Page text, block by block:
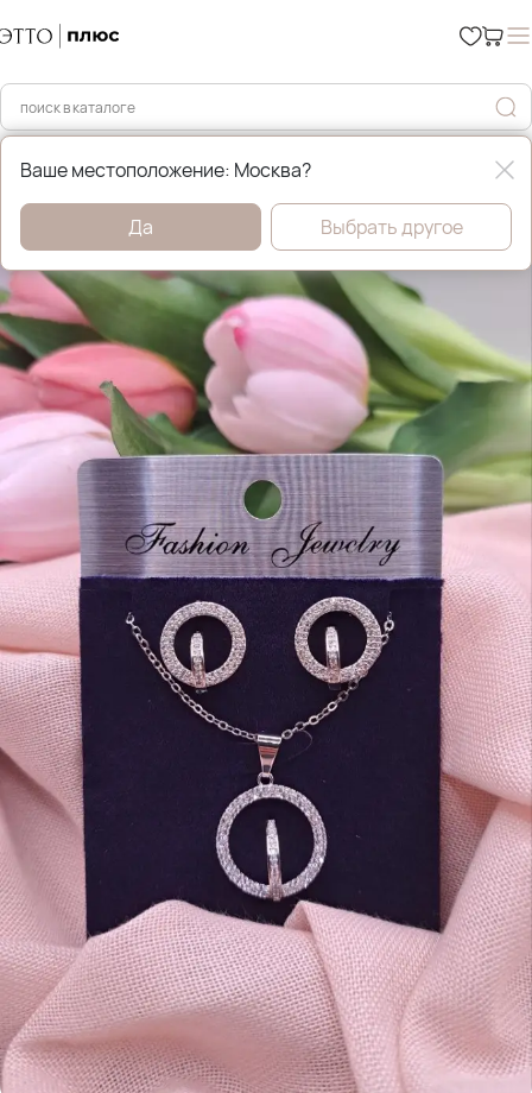
Главная Бижутерия
Ваше местоположение: Москва?
Да Выбрать другое